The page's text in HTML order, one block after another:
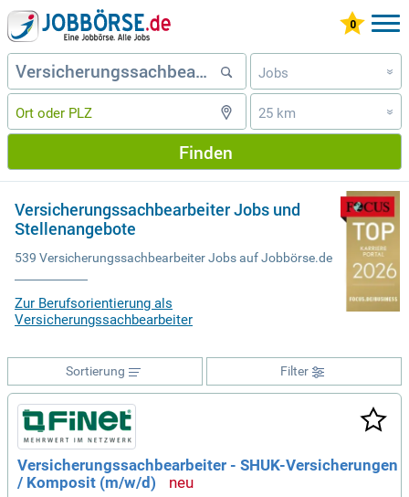
Jobs »
25 km »
Finden
Versicherungssachbearbeiter Jobs und
Stellenangebote
539 Versicherungssachbearbeiter Jobs auf Jobbörse.de
Zur Berufsorientierung als
Versicherungssachbearbeiter
Filter
Sortierung
Versicherungssachbearbeiter - SHUK-Versicherungen
/ Komposit (m/w/d)